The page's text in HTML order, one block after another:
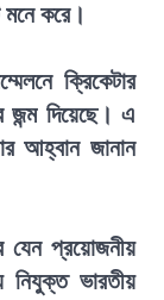
মনে করে।
ক্রিকেটার
জন্ম দিয়েছে। এ
আহ্বান জানান
যেন প্রয়োজনীয়
নিযুক্ত ভারতীয়